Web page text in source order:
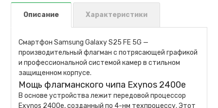
Описание Характеристики
Смартфон Samsung Galaxy S25 FE 5G —
производительный флагман с потрясающей графикой
и профессиональной системой камер в стильном
защищенном корпусе.
Мощь флагманского чипа Exynos 2400e
В основе устройства лежит передовой процессор
Exynos 2400e, созданный по 4-нм техпроцессу. Этот